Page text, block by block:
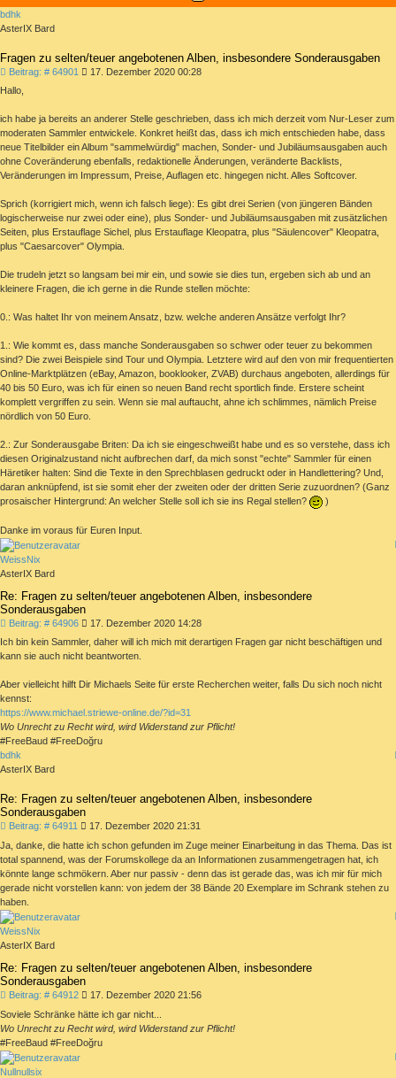
bdhk
AsterIX Bard
Fragen zu selten/teuer angebotenen Alben, insbesondere Sonderausgaben
Beitrag: # 64901 Beitrag
17. Dezember 2020 00:28
Hallo,
ich habe ja bereits an anderer Stelle geschrieben, dass ich mich derzeit vom Nur-Leser zum
moderaten Sammler entwickele. Konkret heißt das, dass ich mich entschieden habe, dass
neue Titelbilder ein Album "sammelwürdig" machen, Sonder- und Jubiläumsausgaben auch
ohne Coveränderung ebenfalls, redaktionelle Änderungen, veränderte Backlists,
Veränderungen im Impressum, Preise, Auflagen etc. hingegen nicht. Alles Softcover.
Sprich (korrigiert mich, wenn ich falsch liege): Es gibt drei Serien (von jüngeren Bänden
logischerweise nur zwei oder eine), plus Sonder- und Jubiläumsausgaben mit zusätzlichen
Seiten, plus Erstauflage Sichel, plus Erstauflage Kleopatra, plus "Säulencover" Kleopatra,
plus "Caesarcover" Olympia.
Die trudeln jetzt so langsam bei mir ein, und sowie sie dies tun, ergeben sich ab und an
kleinere Fragen, die ich gerne in die Runde stellen möchte:
0.: Was haltet Ihr von meinem Ansatz, bzw. welche anderen Ansätze verfolgt Ihr?
1.: Wie kommt es, dass manche Sonderausgaben so schwer oder teuer zu bekommen
sind? Die zwei Beispiele sind Tour und Olympia. Letztere wird auf den von mir frequentierten
Online-Marktplätzen (eBay, Amazon, booklooker, ZVAB) durchaus angeboten, allerdings für
40 bis 50 Euro, was ich für einen so neuen Band recht sportlich finde. Erstere scheint
komplett vergriffen zu sein. Wenn sie mal auftaucht, ahne ich schlimmes, nämlich Preise
nördlich von 50 Euro.
2.: Zur Sonderausgabe Briten: Da ich sie eingeschweißt habe und es so verstehe, dass ich
diesen Originalzustand nicht aufbrechen darf, da mich sonst "echte" Sammler für einen
Häretiker halten: Sind die Texte in den Sprechblasen gedruckt oder in Handlettering? Und,
daran anknüpfend, ist sie somit eher der zweiten oder der dritten Serie zuzuordnen? (Ganz
prosaischer Hintergrund: An welcher Stelle soll ich sie ins Regal stellen?
)
Danke im voraus für Euren Input.
WeissNix
AsterIX Bard
Re: Fragen zu selten/teuer angebotenen Alben, insbesondere
Sonderausgaben
Beitrag: # 64906Beitrag17. Dezember 2020 14:28
Ich bin kein Sammler, daher will ich mich mit derartigen Fragen gar nicht beschäftigen und
kann sie auch nicht beantworten.
Aber vielleicht hilft Dir Michaels Seite für erste Recherchen weiter, falls Du sich noch nicht
kennst:
https://www.michael.striewe-online.de/?id=31
Wo Unrecht zu Recht wird, wird Widerstand zur Pflicht!
#FreeBaud #FreeDoğru
bdhk
AsterIX Bard
Re: Fragen zu selten/teuer angebotenen Alben, insbesondere
Sonderausgaben
Beitrag: # 64911 Beitrag
17. Dezember 2020 21:31
Ja, danke, die hatte ich schon gefunden im Zuge meiner Einarbeitung in das Thema. Das ist
total spannend, was der Forumskollege da an Informationen zusammengetragen hat, ich
könnte lange schmökern. Aber nur passiv - denn das ist gerade das, was ich mir für mich
gerade nicht vorstellen kann: von jedem der 38 Bände 20 Exemplare im Schrank stehen zu
haben.
WeissNix
AsterIX Bard
Re: Fragen zu selten/teuer angebotenen Alben, insbesondere
Sonderausgaben
Beitrag: # 64912Beitrag17. Dezember 2020 21:56
Soviele Schränke hätte ich gar nicht...
Wo Unrecht zu Recht wird, wird Widerstand zur Pflicht!
#FreeBaud #FreeDoğru
Nullnullsix